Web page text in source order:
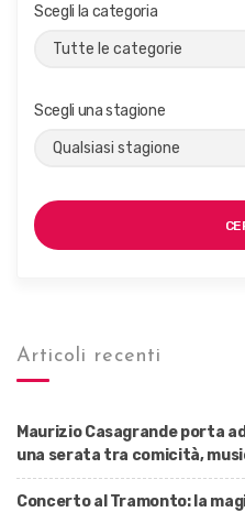
Scegli la categoria
Scegli una stagione
Articoli recenti
Maurizio Casagrande porta
una serata tra comicità,
Concerto al Tramonto: la